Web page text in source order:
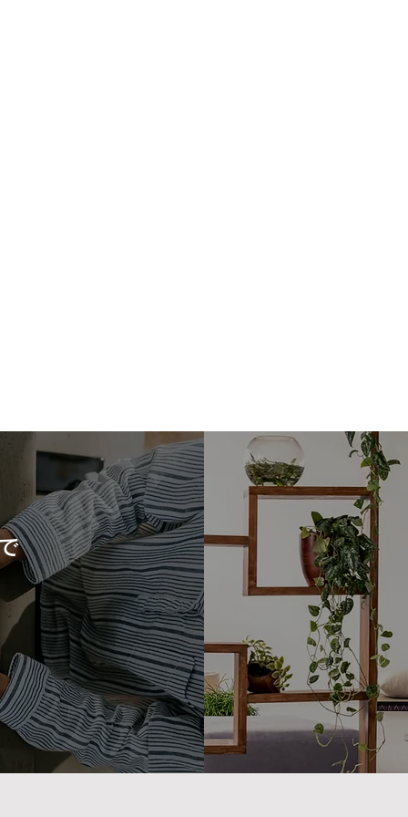
猫と心地よく暮らす、やさし
い彩りの住まい｜熊本注文住
宅
家族
ーチ
売住